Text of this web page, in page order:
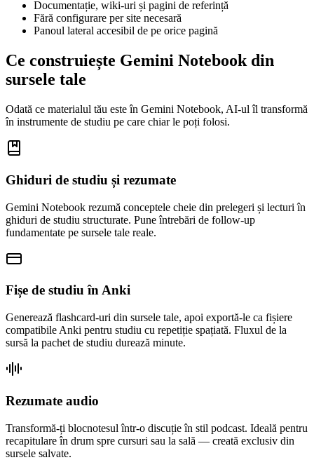
Documentație, wiki-uri și pagini de referință
Fără configurare per site necesară
Panoul lateral accesibil de pe orice pagină
Ce construiește Gemini Notebook din
sursele tale
Odată ce materialul tău este în Gemini Notebook, AI-ul îl transformă
în instrumente de studiu pe care chiar le poți folosi.
Ghiduri de studiu și rezumate
Gemini Notebook rezumă conceptele cheie din prelegeri și lecturi în
ghiduri de studiu structurate. Pune întrebări de follow-up
fundamentate pe sursele tale reale.
Fișe de studiu în Anki
Generează flashcard-uri din sursele tale, apoi exportă-le ca fișiere
compatibile Anki pentru studiu cu repetiție spațiată. Fluxul de la
sursă la pachet de studiu durează minute.
Rezumate audio
Transformă-ți blocnotesul într-o discuție în stil podcast. Ideală pentru
recapitulare în drum spre cursuri sau la sală — creată exclusiv din
sursele salvate.